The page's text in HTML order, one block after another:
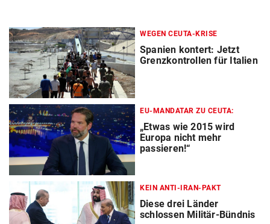
WEGEN CEUTA-KRISE
Spanien kontert: Jetzt
Grenzkontrollen für Italien
EU-MANDATAR ZU CEUTA:
„Etwas wie 2015 wird
Europa nicht mehr
passieren!“
KEIN ANTI-IRAN-PAKT
Diese drei Länder
schlossen Militär-Bündnis